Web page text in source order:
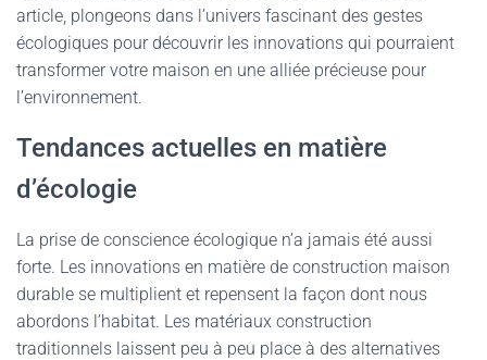
article, plongeons dans l’univers fascinant des gestes
écologiques pour découvrir les innovations qui pourraient
transformer votre maison en une alliée précieuse pour
l’environnement.
Tendances actuelles en matière
d’écologie
La prise de conscience écologique n’a jamais été aussi
forte. Les innovations en matière de construction maison
durable se multiplient et repensent la façon dont nous
abordons l’habitat. Les matériaux construction
traditionnels laissent peu à peu place à des alternatives